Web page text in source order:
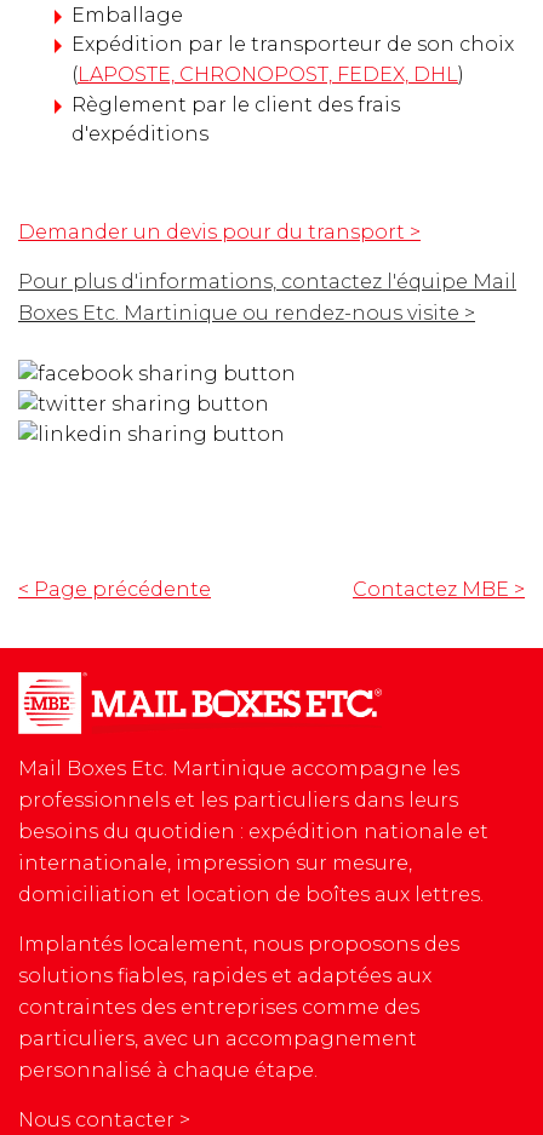
Emballage
Expédition par le transporteur de son choix
( LAPOSTE, CHRONOPOST, FEDEX, DHL)
Règlement par le client des frais
d'expéditions
Demander un devis pour du transport >
Pour plus d'informations, contactez l'équipe Mail
Boxes Etc. Martinique ou rendez-nous visite >
< Page précédente Contactez MBE >
Mail Boxes Etc. Martinique accompagne les
professionnels et les particuliers dans leurs
besoins du quotidien : expédition nationale et
internationale, impression sur mesure,
domiciliation et location de boîtes aux lettres.
Implantés localement, nous proposons des
solutions fiables, rapides et adaptées aux
contraintes des entreprises comme des
particuliers, avec un accompagnement
personnalisé à chaque étape.
Nous contacter >